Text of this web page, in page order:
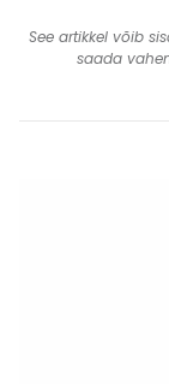
See artikkel võib
saada